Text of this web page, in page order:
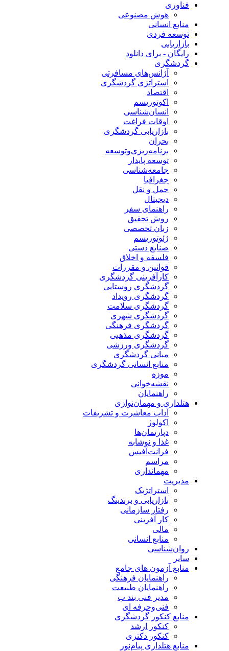
فناوری
هوش مصنوعی
منابع انسانی
توسعه فردی
بازاریابی
رایگان - برای دانلود
گردشگری
آژانس‌های مسافرتی
استراتژی گردشگری
اقتصاد
اکوتوریسم
انسان‌شناسی
اوقات فراغت
بازاریابی گردشگری
بحران
برنامه‌ریزی‌وتوسعه
توسعه پایدار
جامعه‌شناسی
جغرافیا
حمل و نقل
دیجیتال
راهنمای سفر
روش تحقیق
زبان تخصصی
ژئوتوریسم
صنایع دستی
فلسفه و اخلاق
قوانین و مقررات
کارآفرینی گردشگری
گردشگری روستایی
گردشگری رویداد
گردشگری سلامت
گردشگری شهری
گردشگری فرهنگی
گردشگری مذهبی
گردشگری ورزشی
مبانی گردشگری
منابع انسانی گردشگری
موزه
نقشه‌خوانی
راهنمایان
هتلداری و مهمان‌نوازی
آداب معاشرت و تشریفات
اکولوژ
دپارتمان‌ها
غذا و نوشابه
فرانت‌آفیس
مراسم
مهمانداری
مدیریت
استراتژیک
بازاریابی و برندینگ
رفتار سازمانی
کار آفرینی
مالی
منابع انسانی
روان‌شناسی
سایر
منابع آزمون های جامع
راهنمایان فرهنگی
راهنمایان طبیعت
مدیر فنی بند ب
فنی‌وحرفه‌ ای
منابع کنکور گردشگری
کنکور ارشد
کنکور دکتری
منابع هتلداری پیام‌نور